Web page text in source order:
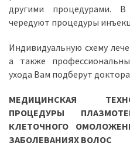
другими процедурами. В
чередуют процедуры
Индивидуальную схему
а также
ухода Вам подберут
МЕДИЦИНСКАЯ
ПРОЦЕДУРЫ
КЛЕТОЧНОГО
ЗАБОЛЕВАНИЯХ ВОЛОС